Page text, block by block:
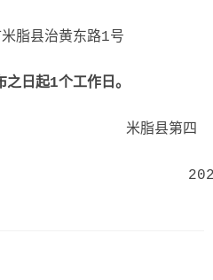
脂县治黄东路1号
日起1个工作日。
第四